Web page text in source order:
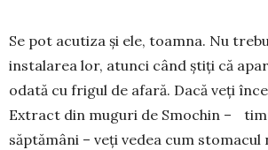
Se pot acutiza și ele, toamna. Nu
instalarea lor, atunci când știți că
odată cu frigul de afară. Dacă veți
Extract din muguri de Smochin –
săptămâni – veți vedea cum stomacul